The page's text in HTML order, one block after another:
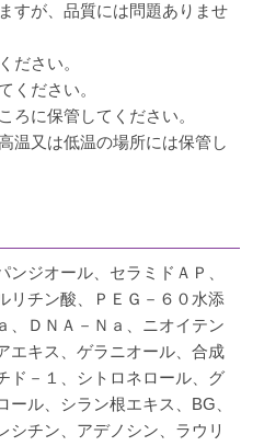
すが、品質には問題ありませ
ださい。
ください。
ろに保管してください。
温又は低温の場所には保管し
ジオール、セラミドＡＰ、
リチン酸、ＰＥＧ－６０水添
、ＤＮＡ－Ｎａ、ニオイテン
エキス、ゲラニオール、合成
ド－１、シトロネロール、グ
ール、シラン根エキス、BG、
シチン、アデノシン、ラウリ